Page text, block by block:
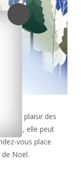
plaisir des
glace, elle peut
vous place
Noël.